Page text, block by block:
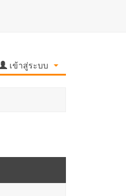
เข้าสู่ระบบ